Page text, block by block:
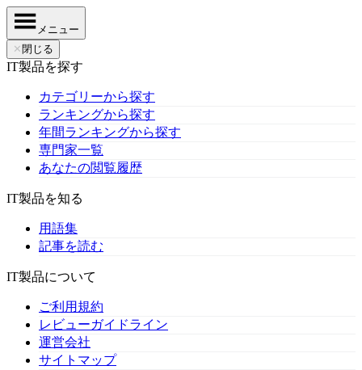
メニュー
✕ 閉じる
IT製品を探す
カテゴリーから探す
ランキングから探す
年間ランキングから探す
専門家一覧
あなたの閲覧履歴
IT製品を知る
用語集
記事を読む
IT製品について
ご利用規約
レビューガイドライン
運営会社
サイトマップ